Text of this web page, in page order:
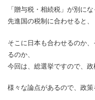
「贈与税・相続税」が別に
先進国の税制に合わせると
そこに日本も合わせるのか
るのか、
今回は、総選挙ですので、政
様々な論点があるので、政策